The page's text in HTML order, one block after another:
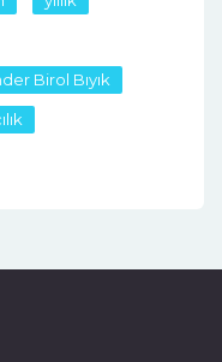
Birol Bıyık